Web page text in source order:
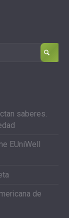
saberes.
EUniWell
de